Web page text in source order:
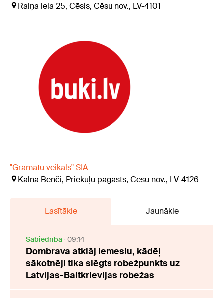
Raiņa iela 25, Cēsis, Cēsu nov., LV-4101
"Grāmatu veikals" SIA
Kalna Benči, Priekuļu pagasts, Cēsu nov., LV-4126
Lasītākie Jaunākie
Sabiedrība 09:14
Dombrava atklāj iemeslu, kādēļ
sākotnēji tika slēgts robežpunkts uz
Latvijas-Baltkrievijas robežas